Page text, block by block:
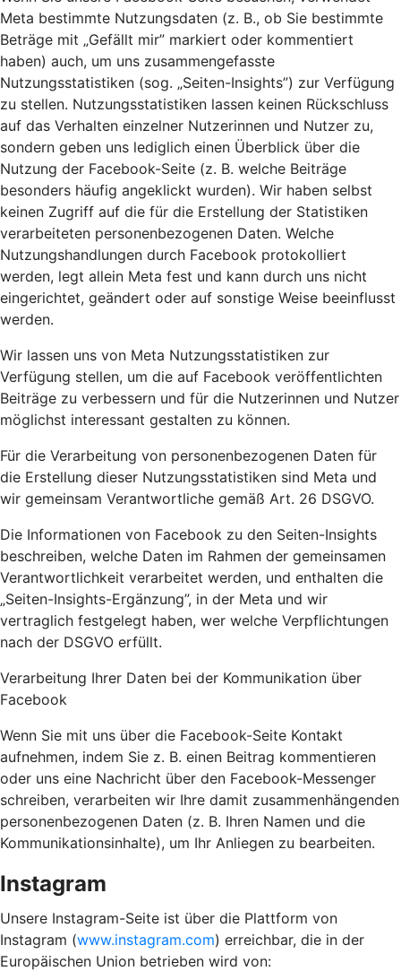
Meta bestimmte Nutzungsdaten (z. B., ob Sie bestimmte
Beträge mit „Gefällt mir” markiert oder kommentiert
haben) auch, um uns zusammengefasste
Nutzungsstatistiken (sog. „Seiten-Insights”) zur Verfügung
zu stellen. Nutzungsstatistiken lassen keinen Rückschluss
auf das Verhalten einzelner Nutzerinnen und Nutzer zu,
sondern geben uns lediglich einen Überblick über die
Nutzung der Facebook-Seite (z. B. welche Beiträge
besonders häufig angeklickt wurden). Wir haben selbst
keinen Zugriff auf die für die Erstellung der Statistiken
verarbeiteten personenbezogenen Daten. Welche
Nutzungshandlungen durch Facebook protokolliert
werden, legt allein Meta fest und kann durch uns nicht
eingerichtet, geändert oder auf sonstige Weise beeinflusst
werden.
Wir lassen uns von Meta Nutzungsstatistiken zur
Verfügung stellen, um die auf Facebook veröffentlichten
Beiträge zu verbessern und für die Nutzerinnen und Nutzer
möglichst interessant gestalten zu können.
Für die Verarbeitung von personenbezogenen Daten für
die Erstellung dieser Nutzungsstatistiken sind Meta und
wir gemeinsam Verantwortliche gemäß Art. 26 DSGVO.
Die Informationen von Facebook zu den Seiten-Insights
beschreiben, welche Daten im Rahmen der gemeinsamen
Verantwortlichkeit verarbeitet werden, und enthalten die
„Seiten-Insights-Ergänzung”, in der Meta und wir
vertraglich festgelegt haben, wer welche Verpflichtungen
nach der DSGVO erfüllt.
Verarbeitung Ihrer Daten bei der Kommunikation über
Facebook
Wenn Sie mit uns über die Facebook-Seite Kontakt
aufnehmen, indem Sie z. B. einen Beitrag kommentieren
oder uns eine Nachricht über den Facebook-Messenger
schreiben, verarbeiten wir Ihre damit zusammenhängenden
personenbezogenen Daten (z. B. Ihren Namen und die
Kommunikationsinhalte), um Ihr Anliegen zu bearbeiten.
Instagram
Unsere Instagram-Seite ist über die Plattform von
Instagram (www.instagram.com) erreichbar, die in der
Europäischen Union betrieben wird von: